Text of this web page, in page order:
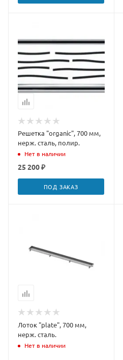
Решетка "organic", 700 мм,
нерж. сталь, полир.
Нет в наличии
25 200 ₽
ПОД ЗАКАЗ
Лоток "plate", 700 мм,
нерж. сталь.
Нет в наличии